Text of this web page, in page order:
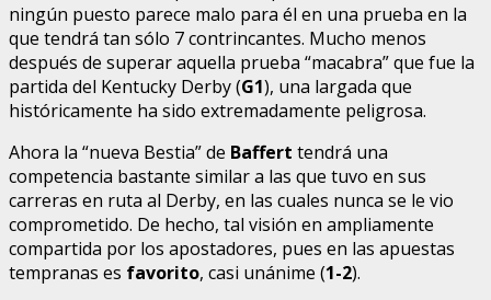
ningún puesto parece malo para él en una prueba en la
que tendrá tan sólo 7 contrincantes. Mucho menos
después de superar aquella prueba “macabra” que fue la
partida del Kentucky Derby (G1), una largada que
históricamente ha sido extremadamente peligrosa.
Ahora la “nueva Bestia” de Baffert tendrá una
competencia bastante similar a las que tuvo en sus
carreras en ruta al Derby, en las cuales nunca se le vio
comprometido. De hecho, tal visión en ampliamente
compartida por los apostadores, pues en las apuestas
tempranas es favorito, casi unánime (1-2).